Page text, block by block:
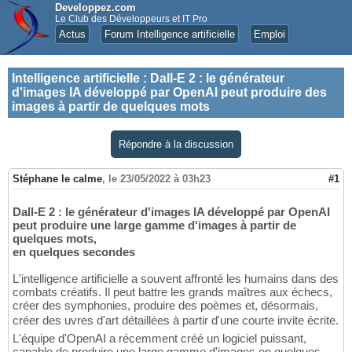
Developpez.com
Le Club des Développeurs et IT Pro
Actus Forum Intelligence artificielle Emploi
Intelligence artificielle : Dall-E 2 : le générateur
d'images IA développé par OpenAI peut produire des
images à partir de quelques mots
Répondre à la discussion
Stéphane le calme, le 23/05/2022 à 03h23 #1
Dall-E 2 : le générateur d'images IA développé par OpenAI
peut produire une large gamme d'images à partir de
quelques mots,
en quelques secondes
L'intelligence artificielle a souvent affronté les humains dans des
combats créatifs. Il peut battre les grands maîtres aux échecs,
créer des symphonies, produire des poèmes et, désormais,
créer des uvres d'art détaillées à partir d'une courte invite écrite.
L'équipe d'OpenAI a récemment créé un logiciel puissant,